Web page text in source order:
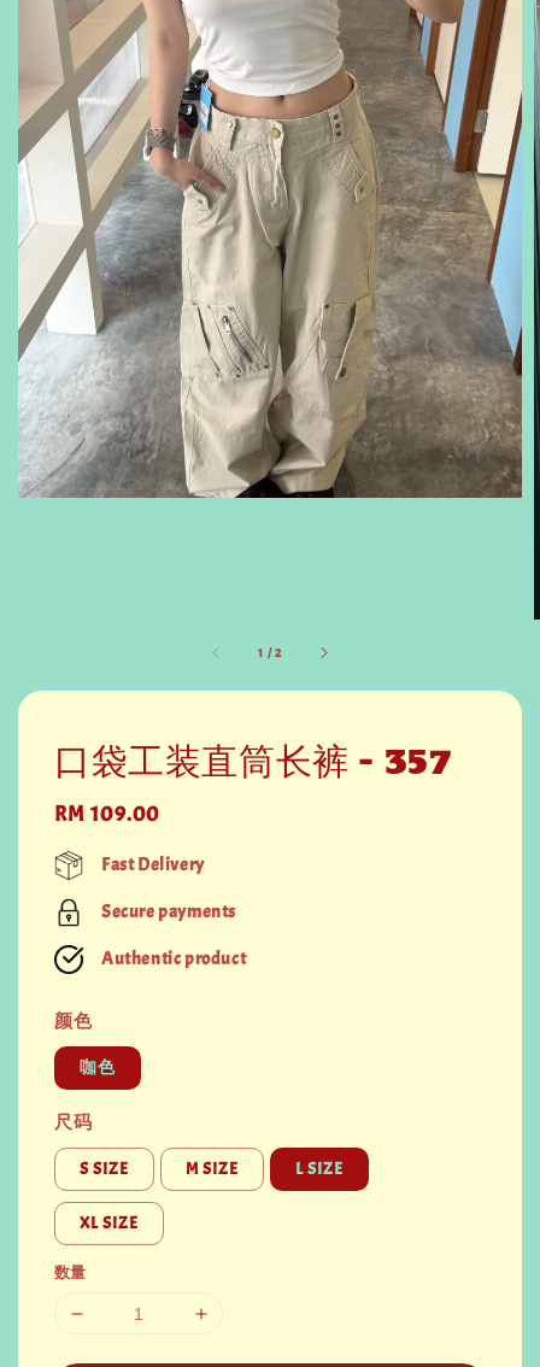
1 /2
口袋工装直筒长裤 - 357
Regular
price
RM 109.00
Fast Delivery
Secure payments
Authentic product
颜色
咖色
尺码
S SIZE M SIZE L SIZE
XL SIZE
数量